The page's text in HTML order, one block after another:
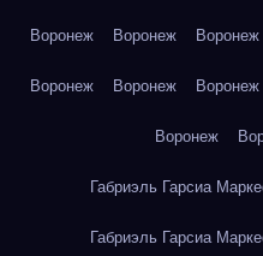
Воронеж Воронеж Воронеж
Воронеж Воронеж Воронеж
Воронеж
Габриэль Гарсиа
Габриэль Гарсиа